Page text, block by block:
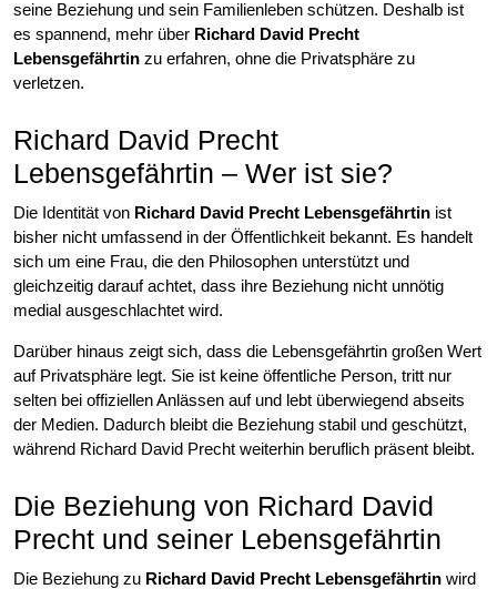
seine Beziehung und sein Familienleben schützen. Deshalb ist
es spannend, mehr über Richard David Precht
Lebensgefährtin zu erfahren, ohne die Privatsphäre zu
verletzen.
Richard David Precht
Lebensgefährtin – Wer ist sie?
Die Identität von Richard David Precht Lebensgefährtin ist
bisher nicht umfassend in der Öffentlichkeit bekannt. Es handelt
sich um eine Frau, die den Philosophen unterstützt und
gleichzeitig darauf achtet, dass ihre Beziehung nicht unnötig
medial ausgeschlachtet wird.
Darüber hinaus zeigt sich, dass die Lebensgefährtin großen Wert
auf Privatsphäre legt. Sie ist keine öffentliche Person, tritt nur
selten bei offiziellen Anlässen auf und lebt überwiegend abseits
der Medien. Dadurch bleibt die Beziehung stabil und geschützt,
während Richard David Precht weiterhin beruflich präsent bleibt.
Die Beziehung von Richard David
Precht und seiner Lebensgefährtin
Die Beziehung zu Richard David Precht Lebensgefährtin wird